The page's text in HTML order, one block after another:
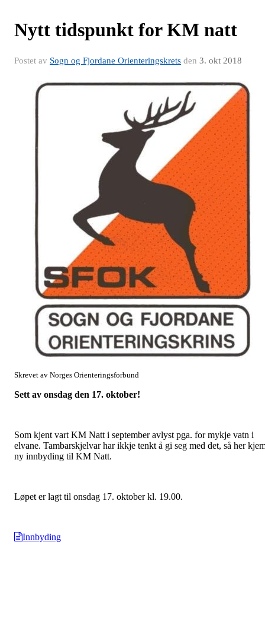
Nytt tidspunkt for KM natt
Postet av Sogn og Fjordane Orienteringskrets den 3. okt 2018
Skrevet av Norges Orienteringsforbund
Sett av onsdag den 17. oktober!
Som kjent vart KM Natt i september avlyst pga. for mykje vatn i
elvane. Tambarskjelvar har ikkje tenkt å gi seg med det, så her
ny innbyding til KM Natt.
Løpet er lagt til onsdag 17. oktober kl. 19.00.
Innbyding